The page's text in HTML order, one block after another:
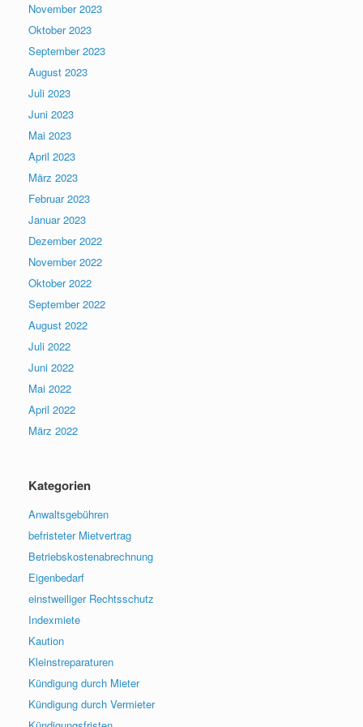
November 2023
Oktober 2023
September 2023
August 2023
Juli 2023
Juni 2023
Mai 2023
April 2023
März 2023
Februar 2023
Januar 2023
Dezember 2022
November 2022
Oktober 2022
September 2022
August 2022
Juli 2022
Juni 2022
Mai 2022
April 2022
März 2022
Kategorien
Anwaltsgebühren
befristeter Mietvertrag
Betriebskostenabrechnung
Eigenbedarf
einstweiliger Rechtsschutz
Indexmiete
Kaution
Kleinstreparaturen
Kündigung durch Mieter
Kündigung durch Vermieter